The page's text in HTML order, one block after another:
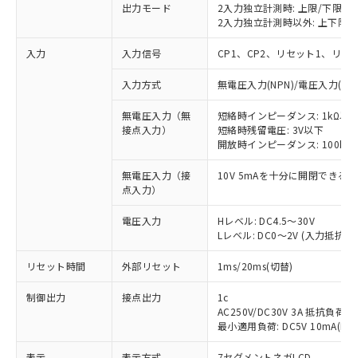
出力モード
2入力独立計測時: 上限/下限
2入力独立計測時以外: 上下限
入力 入力信号 CP1、CP2、リセット1、リセ
入力方式 無電圧入力(NPN)/電圧入力
無電圧入力（無
接点入力）
短絡時インピーダンス: 1kΩ以
短絡時残留電圧: 3V以下
開放時インピーダンス: 100kΩ
無電圧入力（接
点入力）
10V 5mAを十分に開閉できる
電圧入力
Hレベル: DC4.5～30V
Lレベル: DC0～2V (入力抵抗
リセット時間 外部リセット 1ms/20ms(切替)
制御出力 接点出力
1c
AC250V/DC30V 3A 抵抗負荷
最小適用負荷: DC5V 10mA(P
ご利用条件
以下の条件をお読みいただき、同意のうえ
本サービスは、当社制御機器事業取扱
対応済み：EU RoHS指令（10物質）の
非含有に対応した製品が提供可能な商品で
対応予定：EU RoHS指令（10物質）の非含
有に対応した製品に切り替える予定のある
商品です。
対応予定なし：EU RoHS指令（10物質）の
非含有に非対応の商品で、対応品を出す予
調査・確認中：EU RoHS指令（10物質）の